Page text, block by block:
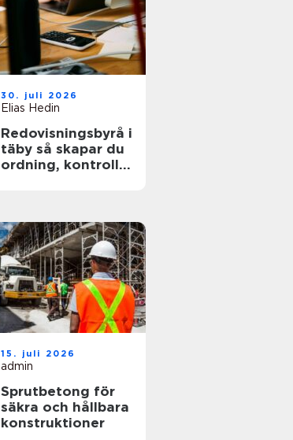
30. juli 2026
Elias Hedin
Redovisningsbyrå i
täby så skapar du
ordning, kontroll
15. juli 2026
admin
Sprutbetong för
säkra och hållbara
konstruktioner